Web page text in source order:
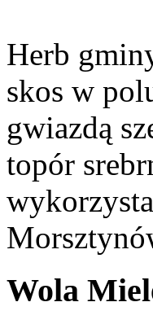
Herb
skos w
gwiazdą
topór
Wola